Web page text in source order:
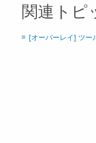
関連トピ
[オーバーレイ] ツー